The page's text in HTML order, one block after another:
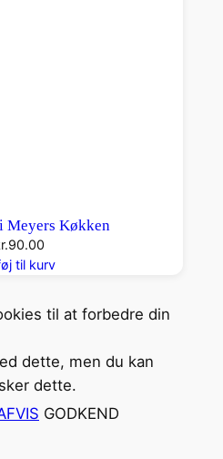
Meyers Køkken
90.00
til kurv
til at forbedre din
dette, men du kan
dette.
GODKEND